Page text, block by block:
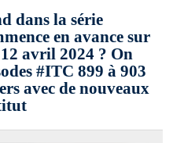
dans la série
en avance sur
avril 2024 ? On
#ITC 899 à 903
avec de nouveaux